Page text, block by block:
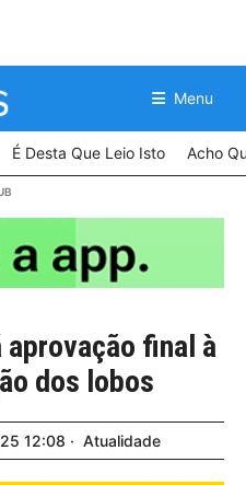
Menu
É Desta Que Leio Isto Acho
aprovação final à
dos lobos
12:08 Atualidade